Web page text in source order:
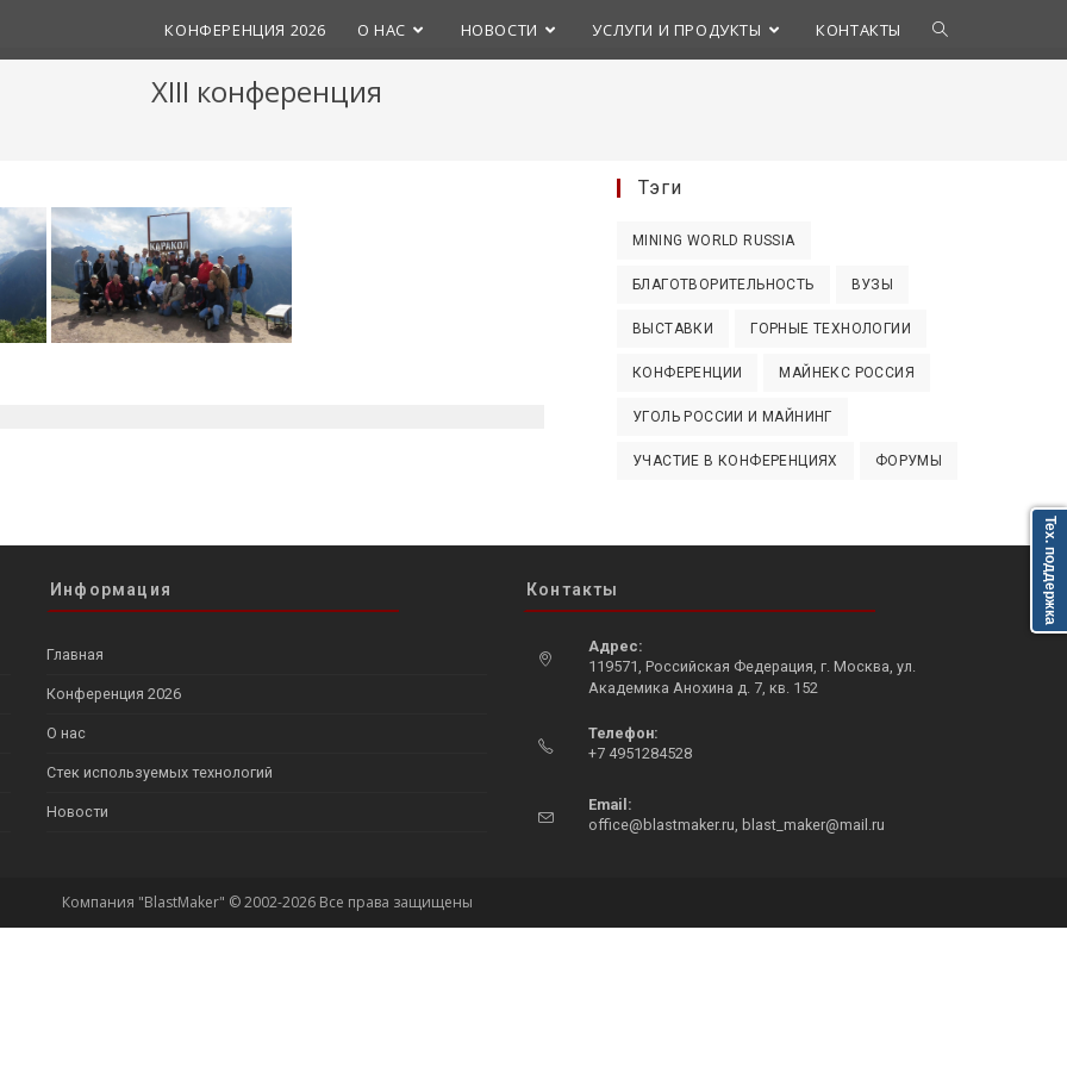
КОНФЕРЕНЦИЯ 2026 О НАС НОВОСТИ УСЛУГИ И ПРОДУКТЫ КОНТАКТЫ Переключить
XIII конференция
Тэги
MINING WORLD RUSSIA
БЛАГОТВОРИТЕЛЬНОСТЬ ВУЗЫ
ВЫСТАВКИ ГОРНЫЕ ТЕХНОЛОГИИ
КОНФЕРЕНЦИИ МАЙНЕКС РОССИЯ
УГОЛЬ РОССИИ И МАЙНИНГ
УЧАСТИЕ В КОНФЕРЕНЦИЯХ ФОРУМЫ
Информация
Главная
Конференция 2026
О нас
Стек используемых технологий
Новости
Контакты
Адрес:
119571, Российская Федерация, г. Москва, ул.
Академика Анохина д. 7, кв. 152
in
a
tab
Телефон:
+7 4951284528
in
your
Email:
office@blastmaker.ru, blast_maker@mail.ruOpens
Компания "BlastMaker" © 2002-2026 Все права защищены
Тех. поддержка